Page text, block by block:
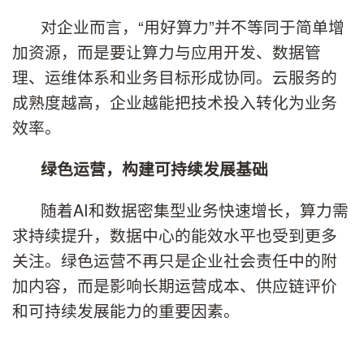
对企业而言，“用好算力”并不等同于简单增
加资源，而是要让算力与应用开发、数据管
理、运维体系和业务目标形成协同。云服务的
成熟度越高，企业越能把技术投入转化为业务
效率。
绿色运营，构建可持续发展基础
随着AI和数据密集型业务快速增长，算力需
求持续提升，数据中心的能效水平也受到更多
关注。绿色运营不再只是企业社会责任中的附
加内容，而是影响长期运营成本、供应链评价
和可持续发展能力的重要因素。